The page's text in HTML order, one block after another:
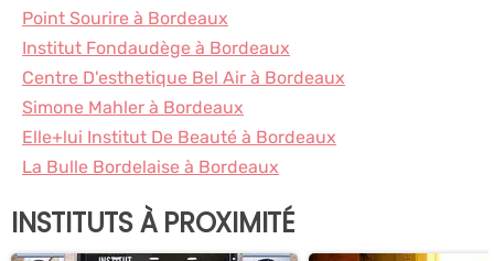
Point Sourire à Bordeaux
Institut Fondaudège à Bordeaux
Centre D'esthetique Bel Air à Bordeaux
Simone Mahler à Bordeaux
Elle+lui Institut De Beauté à Bordeaux
La Bulle Bordelaise à Bordeaux
INSTITUTS À PROXIMITÉ